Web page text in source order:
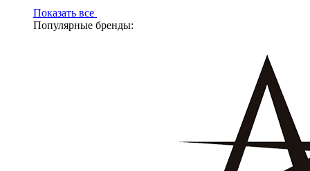
Показать все
Популярные бренды: